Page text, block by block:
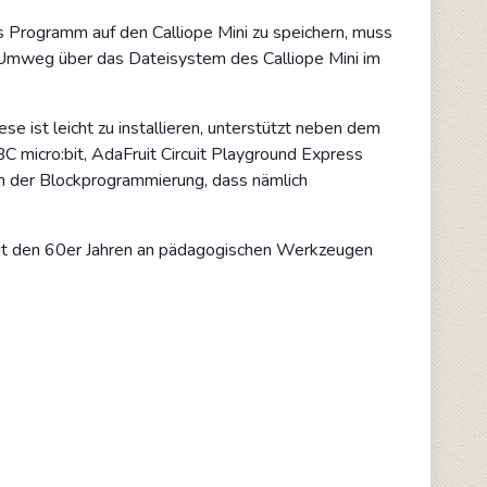
auf den Calliope Mini zu speichern, muss
über das Dateisystem des Calliope Mini im
ist leicht zu installieren, unterstützt neben dem
micro:bit, AdaFruit Circuit Playground Express
Blockprogrammierung, dass nämlich
60er Jahren an pädagogischen Werkzeugen